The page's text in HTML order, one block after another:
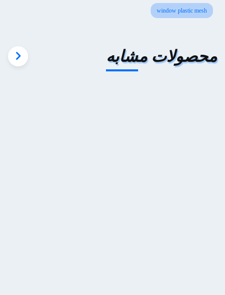
window plastic mesh
محصولات مشابه